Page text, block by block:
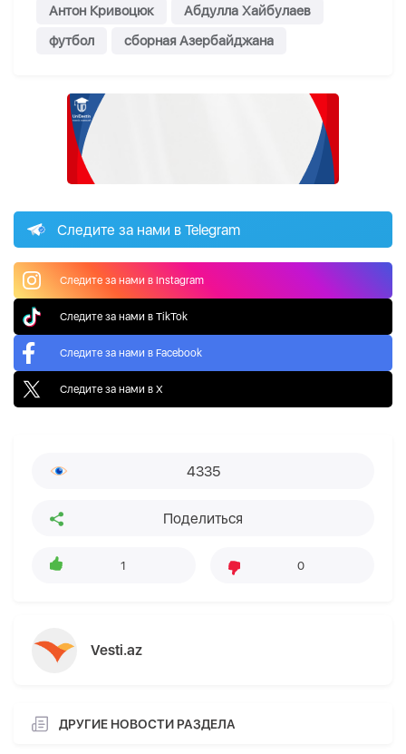
Антон Кривоцюк
Абдулла Хайбулаев
футбол
сборная Азербайджана
Следите за нами в Telegram
Следите за нами в Instagram
Следите за нами в TikTok
Следите за нами в Facebook
Следите за нами в X
4335
Поделиться
1 0
Vesti.az
ДРУГИЕ НОВОСТИ РАЗДЕЛА